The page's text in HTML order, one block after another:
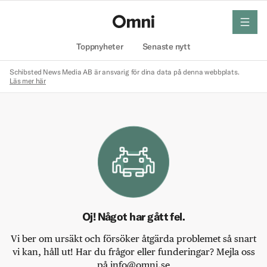
Toppnyheter Senaste nytt
meny
Schibsted News Media AB är ansvarig för dina data på denna webbplats.
Läs mer här
Oj! Något har gått fel.
Vi ber om ursäkt och försöker åtgärda problemet så snart
vi kan, håll ut! Har du frågor eller funderingar? Mejla oss